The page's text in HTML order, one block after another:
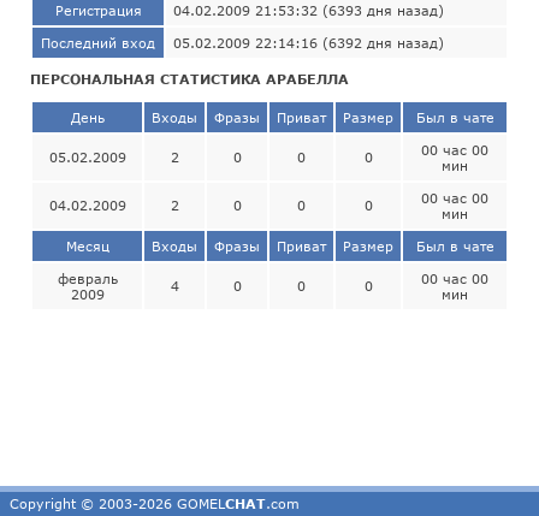
Регистрация 04.02.2009 21:53:32 (6393 дня назад)
Последний вход 05.02.2009 22:14:16 (6392 дня назад)
ПЕРСОНАЛЬНАЯ СТАТИСТИКА АРАБЕЛЛА
День Входы Фразы Приват Размер Был в чате
05.02.2009 2 0 0 0
00 час 00
мин
04.02.2009 2 0 0 0
00 час 00
мин
Месяц Входы Фразы Приват Размер Был в чате
февраль
2009
4 0 0 0
00 час 00
мин
Copyright © 2003-2026 GOMEL CHAT.com